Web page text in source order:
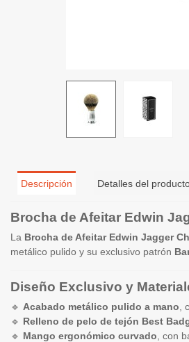
Descripción Detalles del
Brocha de Afeitar Edwin
La Brocha de Afeitar Edwin Jagger
metálico pulido y su exclusivo patrón
Diseño Exclusivo y
🔹 Acabado metálico pulido a mano ,
🔹 Relleno de pelo de tejón Best
🔹 Mango ergonómico curvado , con